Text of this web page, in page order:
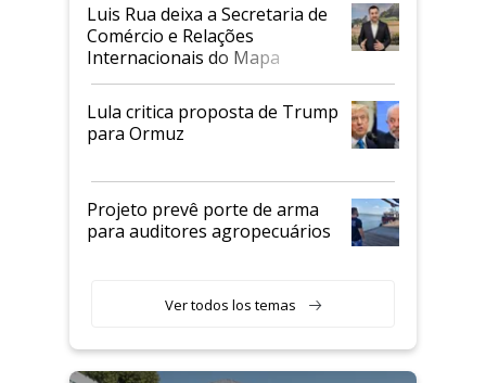
Luis Rua deixa a Secretaria de
Comércio e Relações
Internacionais do Mapa
Lula critica proposta de Trump
para Ormuz
Projeto prevê porte de arma
para auditores agropecuários
Ver todos los temas